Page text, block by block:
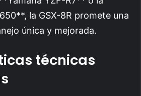
la GSX-8R promete una
única y mejorada.
técnicas